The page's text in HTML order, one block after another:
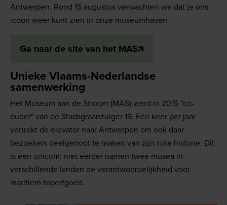
Antwerpen. Rond 15 augustus verwachten we dat je ons
icoon weer kunt zien in onze museumhaven.
Ga naar de site van het MAS
Unieke Vlaams-Nederlandse
samenwerking
Het Museum aan de Stroom (MAS) werd in 2015 "co-
ouder" van de Stadsgraanzuiger 19. Eén keer per jaar
vertrekt de elevator naar Antwerpen om ook daar
bezoekers deelgenoot te maken van zijn rijke historie. Dit
is een unicum: niet eerder namen twee musea in
verschillende landen de verantwoordelijkheid voor
maritiem toperfgoed.